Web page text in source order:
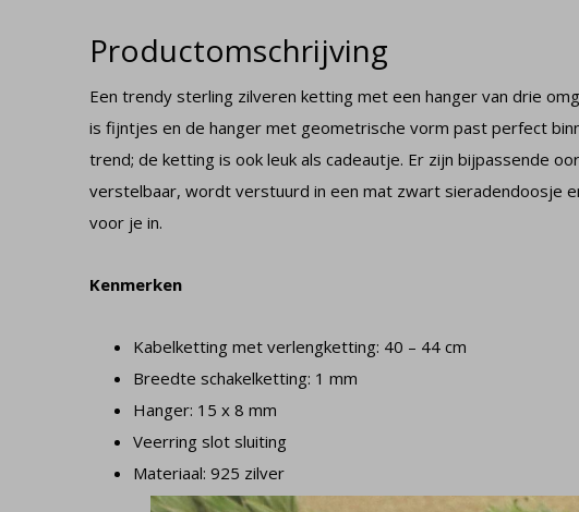
Productomschrijving
Een trendy sterling zilveren ketting met een hanger van drie
is fijntjes en de hanger met geometrische vorm past perfect
trend; de ketting is ook leuk als cadeautje. Er zijn bijpassende
verstelbaar, wordt verstuurd in een mat zwart sieradendoosje
voor je in.
Kenmerken
Kabelketting met verlengketting: 40 – 44 cm
Breedte schakelketting: 1 mm
Hanger: 15 x 8 mm
Veerring slot sluiting
Materiaal: 925 zilver